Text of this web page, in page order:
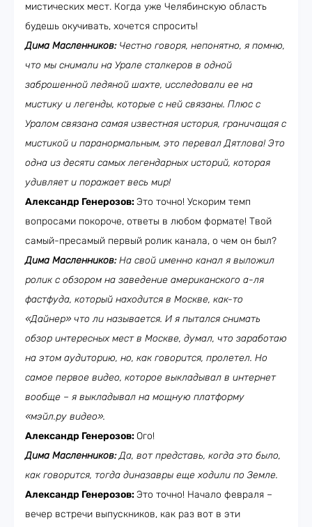
мистических мест. Когда уже Челябинскую область
будешь окучивать, хочется спросить!
Дима Масленников: Честно говоря, непонятно, я помню,
что мы снимали на Урале сталкеров в одной
заброшенной ледяной шахте, исследовали ее на
мистику и легенды, которые с ней связаны. Плюс с
Уралом связана самая известная история, граничащая с
мистикой и паранормальным, это перевал Дятлова! Это
одна из десяти самых легендарных историй, которая
удивляет и поражает весь мир!
Александр Генерозов:Это точно! Ускорим темп
вопросами покороче, ответы в любом формате! Твой
самый-пресамый первый ролик канала, о чем он был?
Дима Масленников:На свой именно канал я выложил
ролик с обзором на заведение американского а-ля
фастфуда, который находится в Москве, как-то
«Дайнер» что ли называется. И я пытался снимать
обзор интересных мест в Москве, думал, что заработаю
на этом аудиторию, но, как говорится, пролетел. Но
самое первое видео, которое выкладывал в интернет
вообще – я выкладывал на мощную платформу
«мэйл.ру видео».
Александр Генерозов: Ого!
Дима Масленников:Да, вот представь, когда это было,
как говорится, тогда диназавры еще ходили по Земле.
Александр Генерозов:Это точно! Начало февраля –
вечер встречи выпускников, как раз вот в эти